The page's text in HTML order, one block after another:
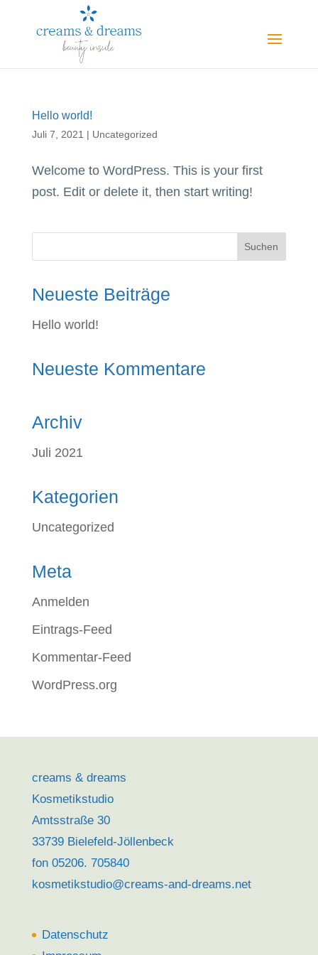
Hello world!
Juli 7, 2021 | Uncategorized
Welcome to WordPress. This is your first
post. Edit or delete it, then start writing!
Neueste Beiträge
Hello world!
Neueste Kommentare
Archiv
Juli 2021
Kategorien
Uncategorized
Meta
Anmelden
Eintrags-Feed
Kommentar-Feed
WordPress.org
creams & dreams
Kosmetikstudio
Amtsstraße 30
33739 Bielefeld-Jöllenbeck
fon 05206. 705840
kosmetikstudio@creams-and-dreams.net
Datenschutz